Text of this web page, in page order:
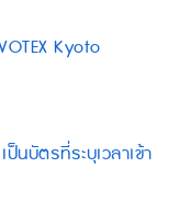
Kyoto
นบัตรที่ระบุเวลาเข้า